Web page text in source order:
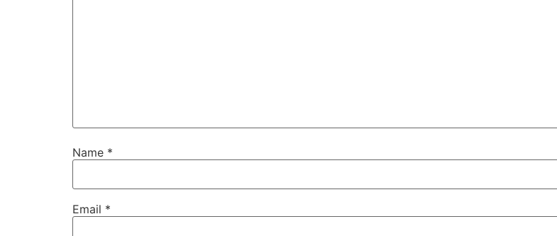
Name *
Email *